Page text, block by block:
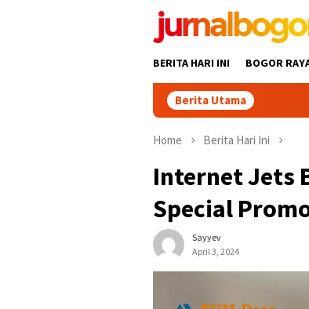
BERITA HARI INI BOGOR
Berita UtamaTour Malasari
Home Berita Hari Ini
Internet Jets
Special
Sayyev
April 3, 2024